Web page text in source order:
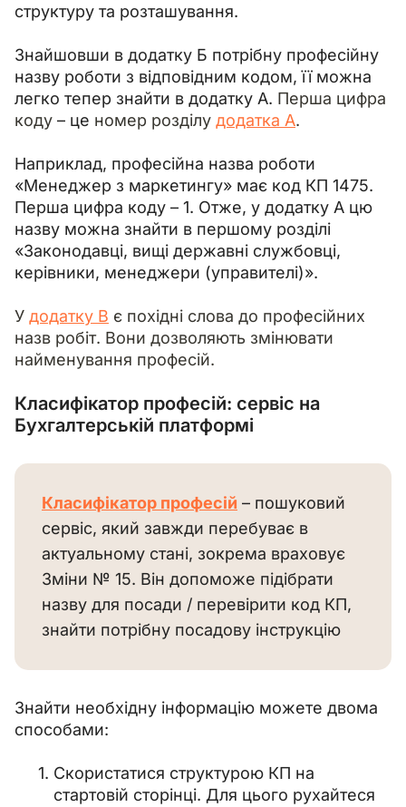
структуру та розташування.
Знайшовши в додатку Б потрібну професійну
назву роботи з відповідним кодом, її можна
легко тепер знайти в додатку А. Перша цифра
коду – це номер розділу додатка А.
Наприклад, професійна назва роботи
«Менеджер з маркетингу» має код КП 1475.
Перша цифра коду – 1. Отже, у додатку А цю
назву можна знайти в першому розділі
«Законодавці, вищі державні службовці,
керівники, менеджери (управителі)».
У додатку В є похідні слова до професійних
назв робіт. Вони дозволяють змінювати
найменування професій.
Класифікатор професій: сервіс на
Бухгалтерській платформі
Класифікатор професій – пошуковий
сервіс, який завжди перебуває в
актуальному стані, зокрема враховує
Зміни № 15. Він допоможе підібрати
назву для посади / перевірити код КП,
знайти потрібну посадову інструкцію
Знайти необхідну інформацію можете двома
способами:
Скористатися структурою КП на
стартовій сторінці. Для цього рухайтеся